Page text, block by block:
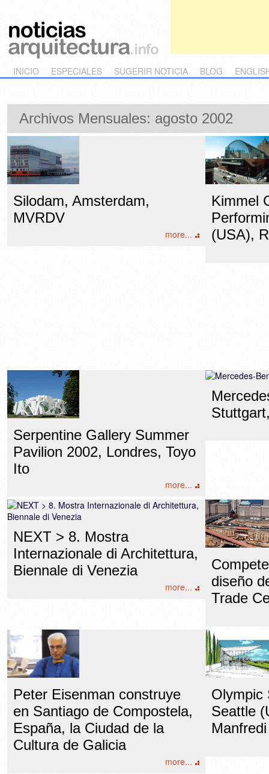
Main menu
Skip to primary content
Skip to secondary content
INICIO ESPECIALES SUGERIR NOTICIA BLOG
Archivos Mensuales: agosto 2002
Silodam, Amsterdam,
MVRDV
more...
Kimmel
(USA),
Serpentine Gallery Summer
Pavilion 2002, Londres, Toyo
Ito
more...
NEXT > 8. Mostra
Internazionale di Architettura,
Biennale di Venezia
more...
diseño
Trade
Peter Eisenman construye
en Santiago de Compostela,
España, la Ciudad de la
Cultura de Galicia
more...
Olympic
Seattle